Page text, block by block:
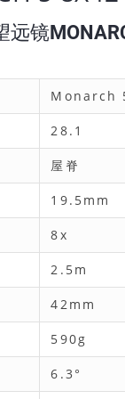
远镜
Monarch
28.1
屋脊
19.5mm
8x
2.5m
42mm
590g
6.3°